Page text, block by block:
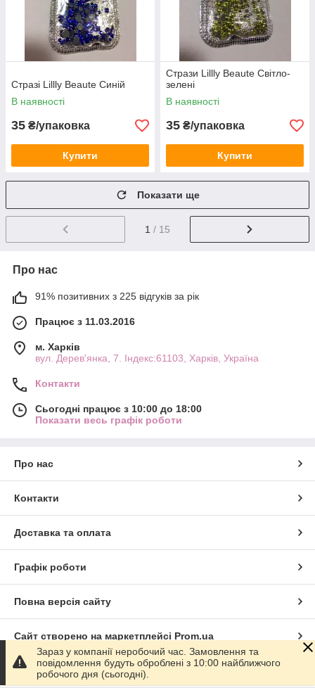
Стразі Lillly Beaute Синій
В наявності
35 ₴/упаковка
Купити
Стрази Lillly Beaute Світло-
зелені
В наявності
35 ₴/упаковка
Купити
Показати ще
1 / 15
Про нас
91% позитивних з 225 відгуків за рік
Працює з 11.03.2016
м. Харків
вул. Дерев'янка, 7. Індекс:61103, Харків, Україна
Контакти
Сьогодні працює з 10:00 до 18:00
Показати весь графік роботи
Про нас
Контакти
Доставка та оплата
Графік роботи
Повна версія сайту
Сайт створено на маркетплейсі Prom.ua
Політика конфіденційності
Зараз у компанії неробочий час. Замовлення та
повідомлення будуть оброблені з 10:00 найближчого
робочого дня (сьогодні).